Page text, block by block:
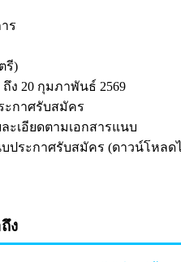
ร
รี)
ง 20 กุมภาพันธ์ 2569
ะกาศรับสมัคร
ละเอียดตามเอกสารแนบ
บประกาศรับสมัคร (ดาวน์โหลด
ง